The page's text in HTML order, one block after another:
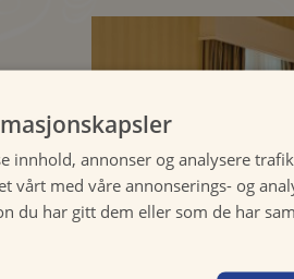
innhold, annonser og analysere
vårt med våre annonserings- og
du har gitt dem eller som de har